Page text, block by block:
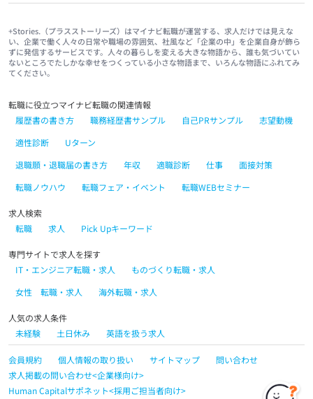
+Stories.（プラスストーリーズ）はマイナビ転職が運営する、求人だけでは見えな
い、企業で働く人々の日常や職場の雰囲気、社風など「企業の中」を企業自身が飾ら
ずに発信するサービスです。人々の暮らしを変える大きな物語から、誰も気づいてい
ないところでたしかな幸せをつくっている小さな物語まで、いろんな物語にふれてみ
てください。
転職に役立つマイナビ転職の関連情報
履歴書の書き方
職務経歴書サンプル 自己PRサンプル
志望動機
適性診断
Uターン
退職願・退職届の書き方
年収 適職診断 仕事
面接対策
転職ノウハウ
転職フェア・イベント 転職WEBセミナー
求人検索
転職
求人 Pick Upキーワード
専門サイトで求人を探す
IT・エンジニア転職・求人
ものづくり転職・求人
女性 転職・求人
海外転職・求人
人気の求人条件
未経験
土日休み 英語を扱う求人
会員規約 個人情報の取り扱い サイトマップ
問い合わせ
求人掲載の問い合わせ<企業様向け>
Human Capitalサポネット<採用ご担当者向け>